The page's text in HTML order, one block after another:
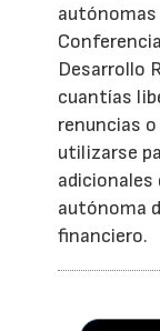
autónomas
Desarrollo
cuantías
renuncias
utilizarse
adicionales
autónoma
financiero.